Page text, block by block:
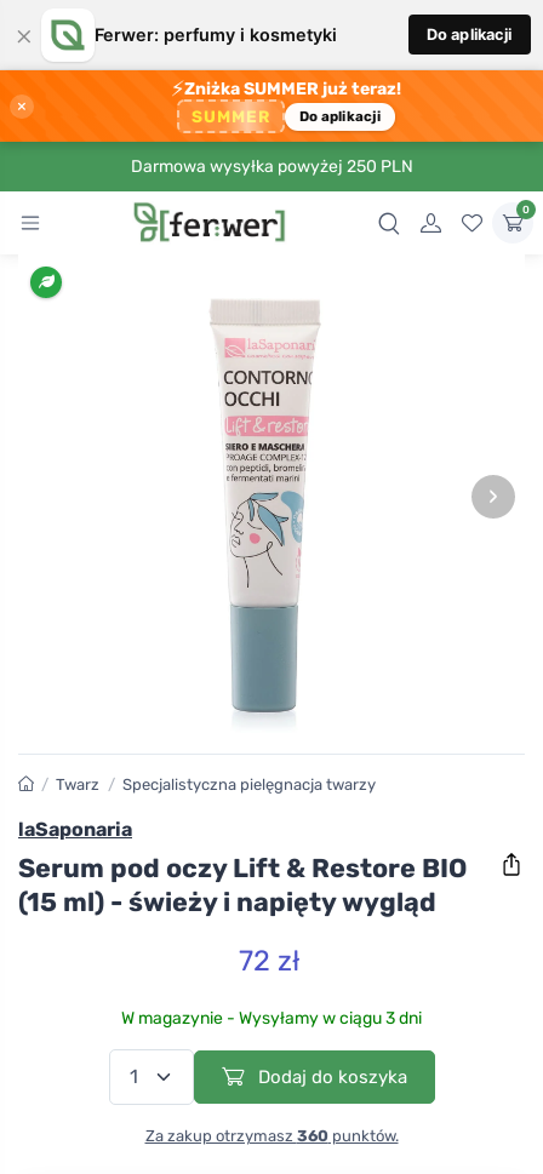
× Ferwer: perfumy i kosmetyki Do aplikacji
×
⚡Zniżka SUMMER już teraz!
SUMMER Do aplikacji
Darmowa wysyłka powyżej 250 PLN
0
›
/ Twarz / Specjalistyczna pielęgnacja twarzy
laSaponaria
Serum pod oczy Lift & Restore BIO
(15 ml) - świeży i napięty wygląd
72 zł
W magazynie - Wysyłamy w ciągu 3 dni
Dodaj do koszyka
Za zakup otrzymasz 360punktów.